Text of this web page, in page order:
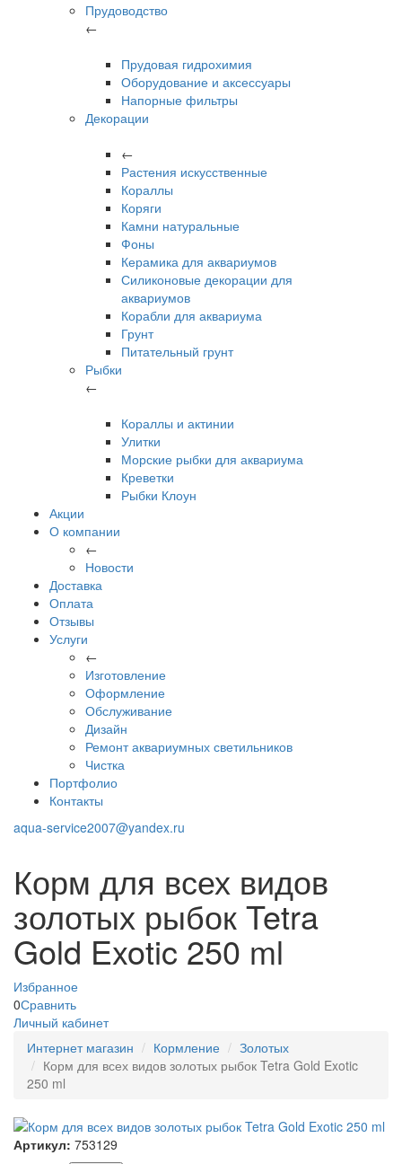
Прудоводство
←
Прудовая гидрохимия
Оборудование и аксессуары
Напорные фильтры
Декорации
←
Растения искусственные
Кораллы
Коряги
Камни натуральные
Фоны
Керамика для аквариумов
Силиконовые декорации для
аквариумов
Корабли для аквариума
Грунт
Питательный грунт
Рыбки
←
Кораллы и актинии
Улитки
Морские рыбки для аквариума
Креветки
Рыбки Клоун
Акции
О компании
←
Новости
Доставка
Оплата
Отзывы
Услуги
←
Изготовление
Оформление
Обслуживание
Дизайн
Ремонт аквариумных светильников
Чистка
Портфолио
Контакты
aqua-service2007@yandex.ru
Корм для всех видов
золотых рыбок Tetra
Gold Exotic 250 ml
Избранное
0Сравнить
Личный кабинет
Интернет магазин
Кормление
Золотых
Корм для всех видов золотых рыбок Tetra Gold Exotic
250 ml
Артикул: 753129